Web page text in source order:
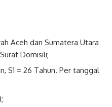
Aceh dan Sumatera Utara
Domisili;
S1 = 26 Tahun. Per tanggal